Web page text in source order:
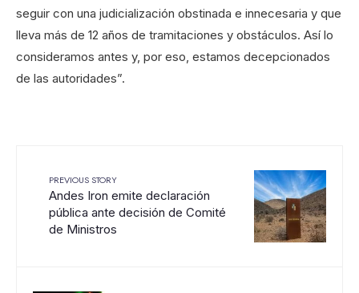
seguir con una judicialización obstinada e innecesaria y que
lleva más de 12 años de tramitaciones y obstáculos. Así lo
consideramos antes y, por eso, estamos decepcionados
de las autoridades”.
PREVIOUS STORY
Andes Iron emite declaración
pública ante decisión de Comité
de Ministros